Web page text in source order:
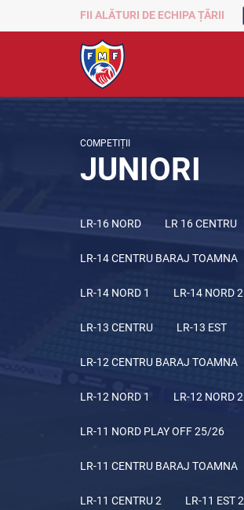
FII ALĂTURI DE ECHIPA ȚĂRII
COMPETIȚII
JUNIORI
LR-16 NORD LR 16 CENTRU
LR-14 CENTRU BARAJ TOAMNA
LR-14 NORD 1 LR-14 NORD 2
LR-13 CENTRU LR-13 EST
LR-12 CENTRU BARAJ TOAMNA
LR-12 NORD 1 LR-12 NORD 2
LR-11 NORD PLAY OFF 25/26
LR-11 CENTRU BARAJ TOAMNA
LR-11 CENTRU 2 LR-11 EST 2